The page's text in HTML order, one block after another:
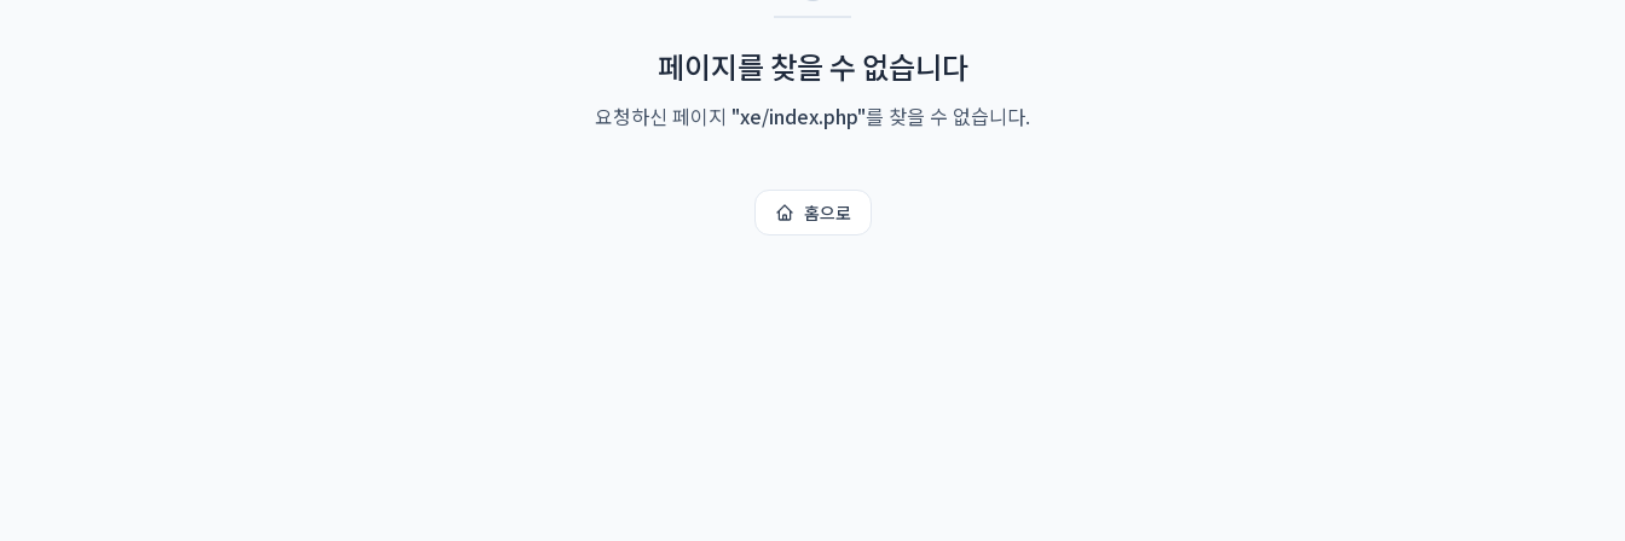
페이지를 찾을 수 없습니다
요청하신 페이지 "xe/index.php"를 찾을 수 없습니다.
홈으로